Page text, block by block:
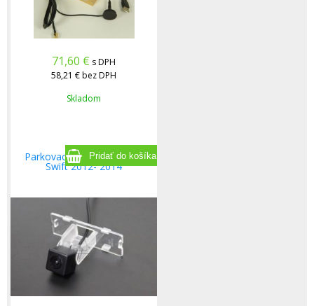
71,60 € s DPH
58,21 €bez DPH
Skladom
Parkovacia kamera Suzuki
Swift 2012- 2014